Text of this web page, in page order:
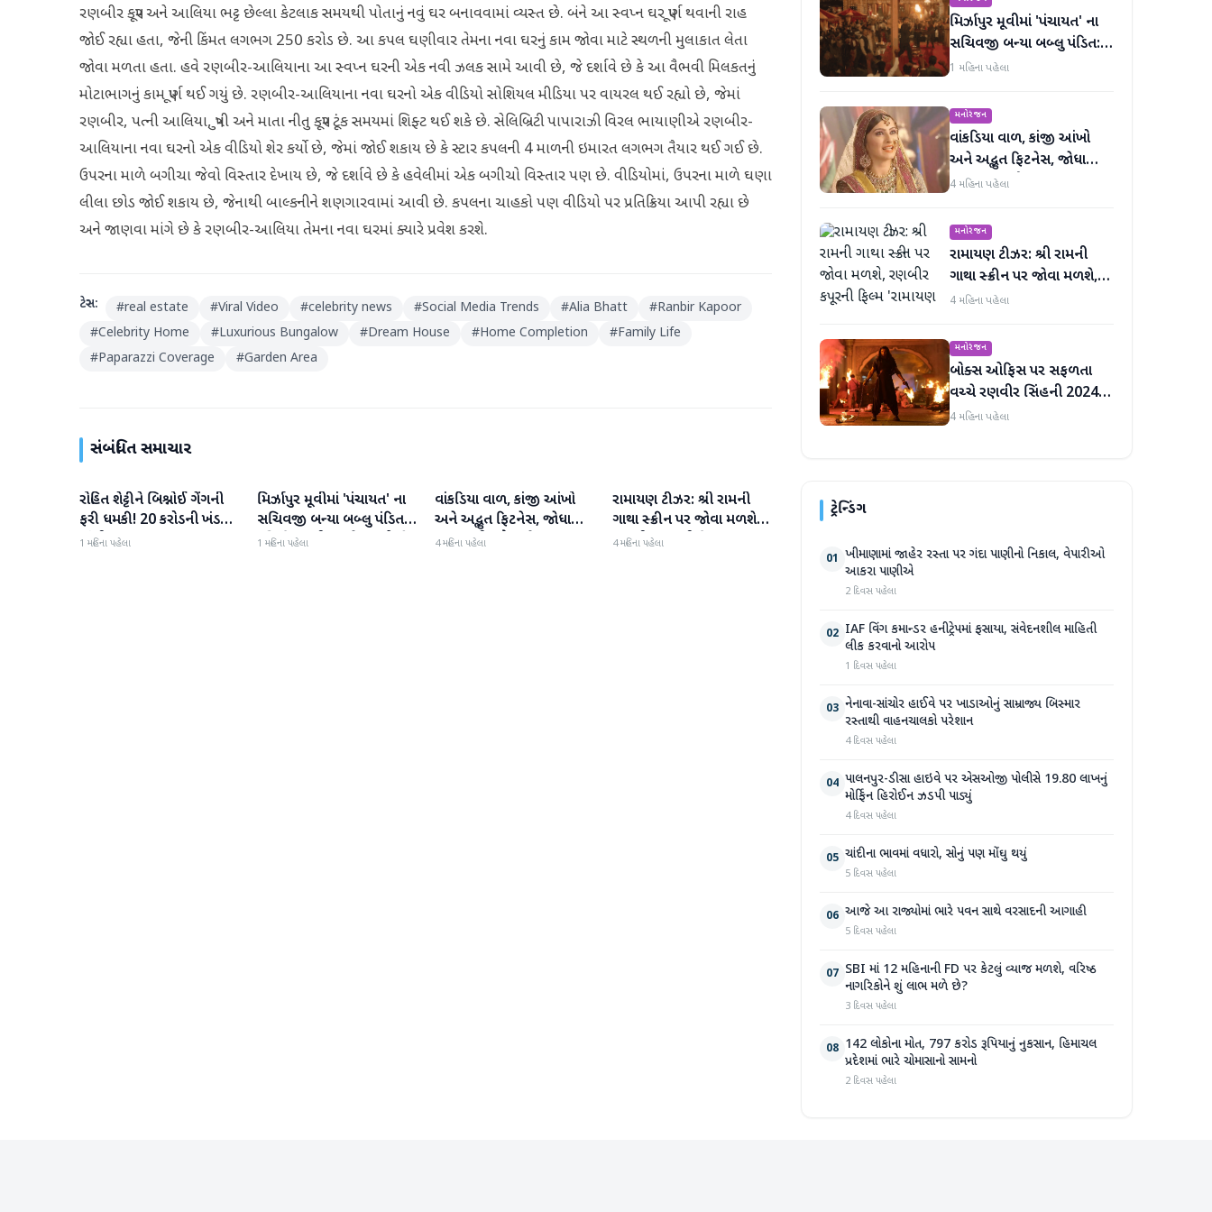
રણબીર કપૂર અને આલિયા ભટ્ટ છેલ્લા કેટલાક સમયથી પોતાનું નવું ઘર બનાવવામાં વ્યસ્ત છે. બંને આ સ્વપ્ન ઘર પૂર્ણ થવાની રાહ
જોઈ રહ્યા હતા, જેની કિંમત લગભગ 250 કરોડ છે. આ કપલ ઘણીવાર તેમના નવા ઘરનું કામ જોવા માટે સ્થળની મુલાકાત લેતા
જોવા મળતા હતા. હવે રણબીર-આલિયાના આ સ્વપ્ન ઘરની એક નવી ઝલક સામે આવી છે, જે દર્શાવે છે કે આ વૈભવી મિલકતનું
મોટાભાગનું કામ પૂર્ણ થઈ ગયું છે. રણબીર-આલિયાના નવા ઘરનો એક વીડિયો સોશિયલ મીડિયા પર વાયરલ થઈ રહ્યો છે, જેમાં
રણબીર, પત્ની આલિયા, પુત્રી અને માતા નીતુ કપૂર ટૂંક સમયમાં શિફ્ટ થઈ શકે છે. સેલિબ્રિટી પાપારાઝી વિરલ ભાયાણીએ રણબીર-
આલિયાના નવા ઘરનો એક વીડિયો શેર કર્યો છે, જેમાં જોઈ શકાય છે કે સ્ટાર કપલની 4 માળની ઇમારત લગભગ તૈયાર થઈ ગઈ છે.
ઉપરના માળે બગીચા જેવો વિસ્તાર દેખાય છે, જે દર્શાવે છે કે હવેલીમાં એક બગીચો વિસ્તાર પણ છે. વીડિયોમાં, ઉપરના માળે ઘણા
લીલા છોડ જોઈ શકાય છે, જેનાથી બાલ્કનીને શણગારવામાં આવી છે. કપલના ચાહકો પણ વીડિયો પર પ્રતિક્રિયા આપી રહ્યા છે
અને જાણવા માંગે છે કે રણબીર-આલિયા તેમના નવા ઘરમાં ક્યારે પ્રવેશ કરશે.
ટેગ્સ: #real estate #Viral Video #celebrity news #Social Media Trends #Alia Bhatt #Ranbir Kapoor
#Celebrity Home #Luxurious Bungalow #Dream House #Home Completion #Family Life
#Paparazzi Coverage #Garden Area
સંબંધિત સમાચાર
મનોરંજન
રોહિત શેટ્ટીને બિશ્નોઈ ગેંગની
ફરી ધમકી! 20 કરોડની ખંડણી
માંગી
1 મહિના પહેલા
મનોરંજન
મિર્ઝાપુર મૂવીમાં 'પંચાયત' ના
સચિવજી બન્યા બબ્લુ પંડિત:
રવિ કિશનની ધમાકેદાર એન્ટ્રી
1 મહિના પહેલા
મનોરંજન
વાંકડિયા વાળ, કાંજી આંખો
અને અદ્ભુત ફિટનેસ, જોધા
અકબરની રુકૈયા બેગમ 13
4 મહિના પહેલા
મનોરંજન
રામાયણ ટીઝર: શ્રી રામની
ગાથા સ્ક્રીન પર જોવા મળશે,
રણબીર કપૂરની ફિલ્મ
4 મહિના પહેલા
મિર્ઝાપુર મૂવીમાં 'પંચાયત' ના
સચિવજી બન્યા બબ્લુ પંડિત:
રવિ કિશનની ધમાકેદાર એન્ટ્રી
1 મહિના પહેલા
મનોરંજન
વાંકડિયા વાળ, કાંજી આંખો
અને અદ્ભુત ફિટનેસ, જોધા
અકબરની રુકૈયા બેગમ 13
4 મહિના પહેલા
મનોરંજન
રામાયણ ટીઝર: શ્રી રામની
ગાથા સ્ક્રીન પર જોવા મળશે,
રણબીર કપૂરની ફિલ્મ
અદભૂત છે
4 મહિના પહેલા
મનોરંજન
બોક્સ ઓફિસ પર સફળતા
વચ્ચે રણવીર સિંહની 2024 X
પોસ્ટ 'ધૂરંધરને 'વ્યક્તિગત' કહે
4 મહિના પહેલા
ટ્રેન્ડિંગ
01 ખીમાણામાં જાહેર રસ્તા પર ગંદા પાણીનો નિકાલ, વેપારીઓ
આકરા પાણીએ
2 દિવસ પહેલા
02 IAF વિંગ કમાન્ડર હનીટ્રેપમાં ફસાયા, સંવેદનશીલ માહિતી
લીક કરવાનો આરોપ
1 દિવસ પહેલા
03 નેનાવા-સાંચોર હાઈવે પર ખાડાઓનું સામ્રાજ્ય બિસ્માર
રસ્તાથી વાહનચાલકો પરેશાન
4 દિવસ પહેલા
04 પાલનપુર-ડીસા હાઇવે પર એસઓજી પોલીસે 19.80 લાખનું
મોર્ફિન હિરોઈન ઝડપી પાડ્યું
4 દિવસ પહેલા
05 ચાંદીના ભાવમાં વધારો, સોનું પણ મોંઘુ થયું
5 દિવસ પહેલા
06 આજે આ રાજ્યોમાં ભારે પવન સાથે વરસાદની આગાહી
5 દિવસ પહેલા
07 SBI માં 12 મહિનાની FD પર કેટલું વ્યાજ મળશે, વરિષ્ઠ
નાગરિકોને શું લાભ મળે છે?
3 દિવસ પહેલા
08 142 લોકોના મોત, 797 કરોડ રૂપિયાનું નુકસાન, હિમાચલ
પ્રદેશમાં ભારે ચોમાસાનો સામનો
2 દિવસ પહેલા